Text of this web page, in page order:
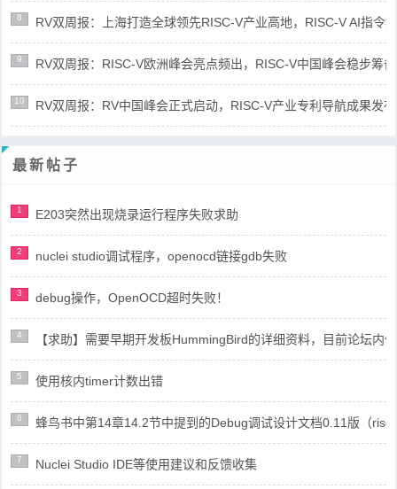
8 RV双周报：上海打造全球领先RISC-V产业高地，RISC-V AI指令
9 RV双周报：RISC-V欧洲峰会亮点频出，RISC-V中国峰会稳步筹
10 RV双周报：RV中国峰会正式启动，RISC-V产业专利导航成果发
最新帖子
1 E203突然出现烧录运行程序失败求助
2 nuclei studio调试程序，openocd链接gdb失败
3 debug操作，OpenOCD超时失败！
4 【求助】需要早期开发板HummingBird的详细资料，目前论坛内
5 使用核内timer计数出错
6 蜂鸟书中第14章14.2节中提到的Debug调试设计文档0.11版（
7 Nuclei Studio IDE等使用建议和反馈收集